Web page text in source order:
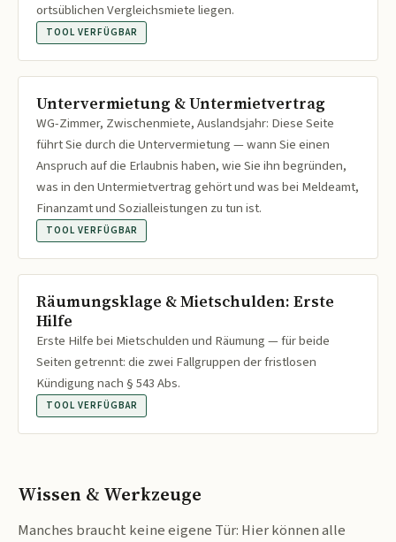
ortsüblichen Vergleichsmiete liegen.
TOOL VERFÜGBAR
Untervermietung & Untermietvertrag
WG-Zimmer, Zwischenmiete, Auslandsjahr: Diese Seite
führt Sie durch die Untervermietung — wann Sie einen
Anspruch auf die Erlaubnis haben, wie Sie ihn begründen,
was in den Untermietvertrag gehört und was bei Meldeamt,
Finanzamt und Sozialleistungen zu tun ist.
TOOL VERFÜGBAR
Räumungsklage & Mietschulden: Erste
Hilfe
Erste Hilfe bei Mietschulden und Räumung — für beide
Seiten getrennt: die zwei Fallgruppen der fristlosen
Kündigung nach § 543 Abs.
TOOL VERFÜGBAR
Wissen & Werkzeuge
Manches braucht keine eigene Tür: Hier können alle